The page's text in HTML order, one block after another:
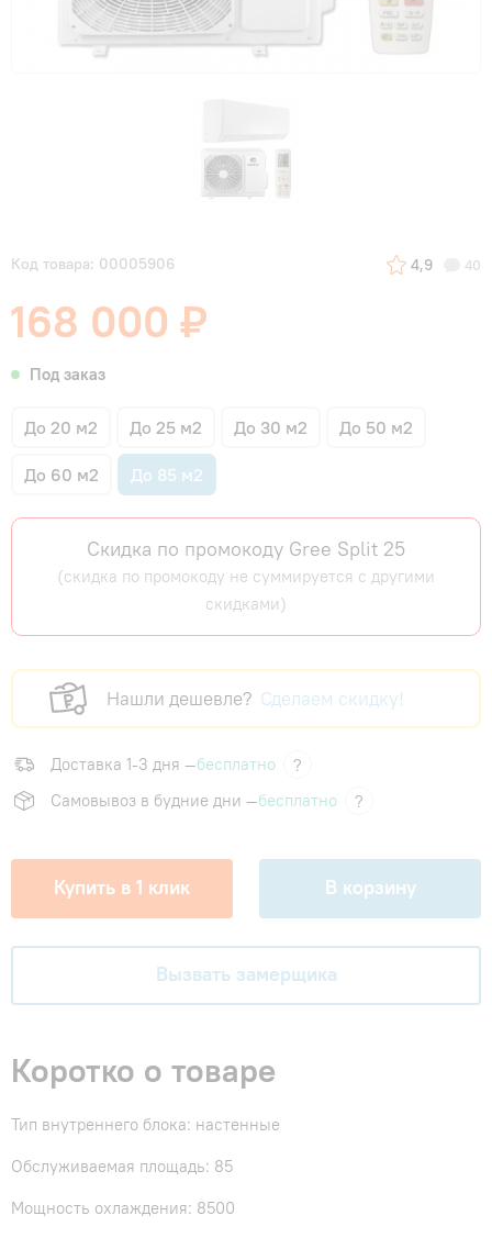
Код товара: 00005906 4,9 40
168 000 ₽
Под заказ
До 20 м2 До 25 м2 До 30 м2 До 50 м2
До 60 м2 До 85 м2
Скидка по промокоду Gree Split 25
(скидка по промокоду не суммируется с другими
скидками)
Нашли дешевле? Сделаем скидку!
Доставка 1-3 дня —бесплатно
?
Самовывоз в будние дни —бесплатно ?
Купить в 1 клик В корзину
Вызвать замерщика
Коротко о товаре
Тип внутреннего блока: настенные
Обслуживаемая площадь: 85
Мощность охлаждения: 8500